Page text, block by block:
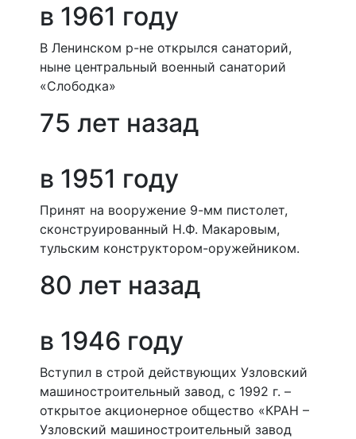
в 1961 году
В Ленинском р-не открылся санаторий,
ныне центральный военный санаторий
«Слободка»
75 лет назад
в 1951 году
Принят на вооружение 9-мм пистолет,
сконструированный Н.Ф. Макаровым,
тульским конструктором-оружейником.
80 лет назад
в 1946 году
Вступил в строй действующих Узловский
машиностроительный завод, с 1992 г. –
открытое акционерное общество «КРАН –
Узловский машиностроительный завод